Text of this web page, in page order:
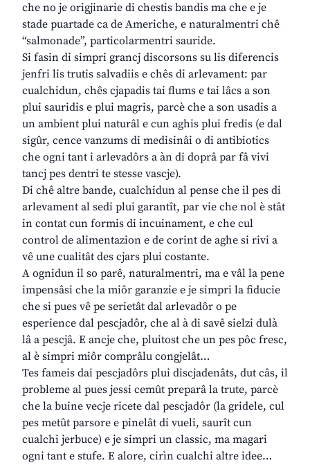
che no je origjinarie di chestis bandis ma che e je
stade puartade ca de Americhe, e naturalmentri chê
“salmonade”, particolarmentri sauride.
Si fasin di simpri grancj discorsons su lis diferencis
jenfri lis trutis salvadiis e chês di arlevament: par
cualchidun, chês cjapadis tai flums e tai lâcs a son
plui sauridis e plui magris, parcè che a son usadis a
un ambient plui naturâl e cun aghis plui fredis (e dal
sigûr, cence vanzums di medisinâi o di antibiotics
che ogni tant i arlevadôrs a àn di doprâ par fâ vivi
tancj pes dentri te stesse vascje).
Di chê altre bande, cualchidun al pense che il pes di
arlevament al sedi plui garantît, par vie che nol è stât
in contat cun formis di incuinament, e che cul
control de alimentazion e de corint de aghe si rivi a
vê une cualitât des cjars plui costante.
A ognidun il so parê, naturalmentri, ma e vâl la pene
impensâsi che la miôr garanzie e je simpri la fiducie
che si pues vê pe serietât dal arlevadôr o pe
esperience dal pescjadôr, che al à di savê sielzi dulà
lâ a pescjâ. E ancje che, pluitost che un pes pôc fresc,
al è simpri miôr comprâlu congjelât…
Tes fameis dai pescjadôrs plui discjadenâts, dut câs, il
probleme al pues jessi cemût preparâ la trute, parcè
che la buine vecje ricete dal pescjadôr (la gridele, cul
pes metût parsore e pinelât di vueli, saurît cun
cualchi jerbuce) e je simpri un classic, ma magari
ogni tant e stufe. E alore, cirìn cualchi altre idee…